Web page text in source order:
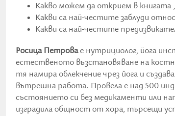
Какво можем да открием в книгата
Какви са най-честите заблуди
Какви са най-честите
Росица Петровае нутрициолог, йога
естественото възстановяване на
тя намира облекчение чрез йога и
вътрешна работа. Провела е над 500
състоянието си без медикаменти или
изградила общност от хора, търсещи